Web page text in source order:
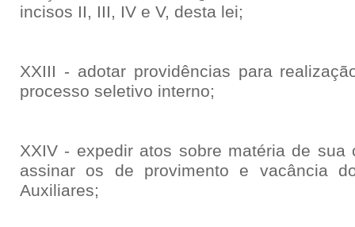
incisos II, III, IV e V, desta lei;
XXIII - adotar providências para
processo seletivo interno;
XXIV - expedir atos sobre matéria de sua
assinar os de provimento e vacância
Auxiliares;